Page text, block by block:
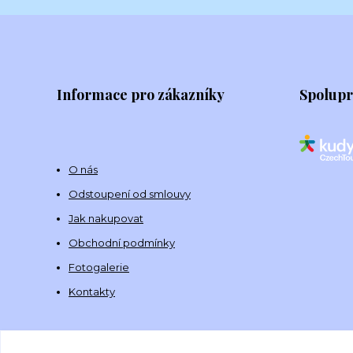
Informace pro zákazníky
O nás
Odstoupení od smlouvy
Jak nakupovat
Obchodní podmínky
Fotogalerie
Kontakty